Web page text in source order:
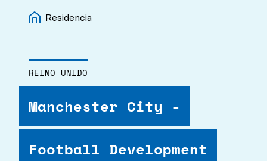
Residencia
REINO UNIDO
Manchester City -
Football Development